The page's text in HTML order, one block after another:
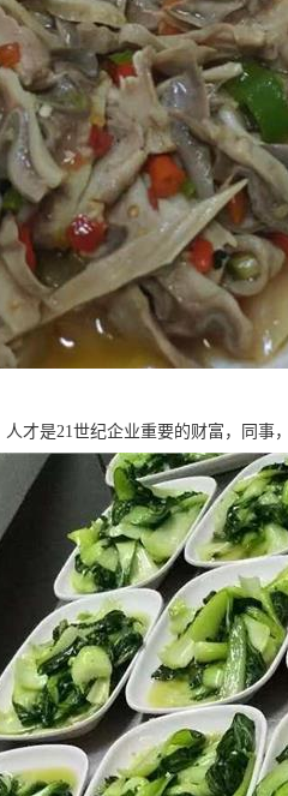
才是21世纪企业重要的财富，同事